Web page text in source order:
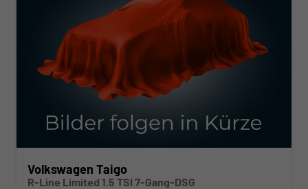
Volkswagen Taigo
R-Line Limited 1.5 TSI 7-Gang-DSG